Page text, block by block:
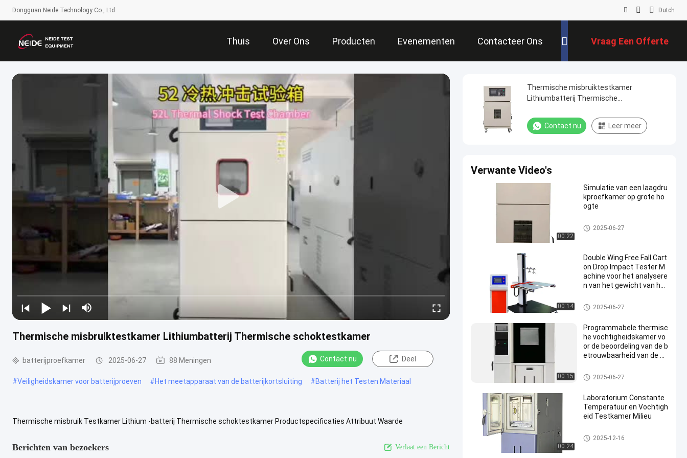
Dongguan Neide Technology Co., Ltd Dutch
Thuis Over Ons Producten Evenementen Contacteer Ons Vraag Een Offerte
Thermische misbruiktestkamer Lithiumbatterij Thermische schoktestkamer
batterijproefkamer 2025-06-27 88 Meningen Contact nu Deel
#Veiligheidskamer voor batterijproeven #Het meetapparaat van de batterijkortsluiting #Batterij het Testen Materiaal
Thermische misbruik Testkamer Lithium -batterij Thermische schoktestkamer Productspecificaties Attribuut Waarde
Berichten van bezoekers Verlaat een Bericht
Thermische misbruiktestkamer
Lithiumbatterij Thermische
Contact nu Leer meer
Verwante Video's
00:22
Simulatie van een laagdru
kproefkamer op grote ho
ogte
batterijproefkamer
2025-06-27
00:14
Double Wing Free Fall Cart
on Drop Impact Tester M
achine voor het analysere
n van het gewicht van het
Verpakkend het Testen Materi
aal
2025-06-27
00:15
Programmabele thermisc
he vochtigheidskamer vo
or de beoordeling van de b
etrouwbaarheid van de si
Temperature Humidity Test C
hamber
2025-06-27
00:24
Laboratorium Constante
Temperatuur en Vochtigh
eid Testkamer Milieu
Temperature Humidity Test C
hamber
2025-12-16